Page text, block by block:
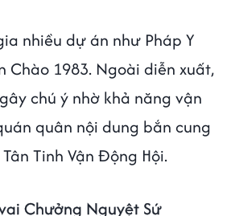
nhiều dự án như Pháp Y
Chào 1983. Ngoài diễn xuất,
chú ý nhờ khả năng vận
quân nội dung bắn cung
Tinh Vận Động Hội.
Chưởng Nguyệt Sứ